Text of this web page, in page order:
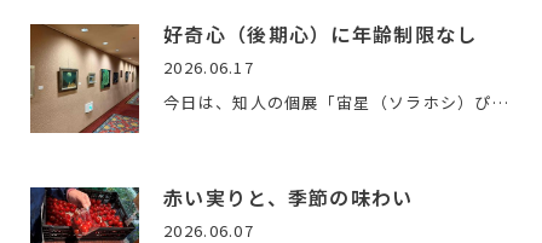
好奇心（後期心）に年齢制限なし
2026.06.17
今日は、知人の個展「宙星（ソラホシ）ぴゅあら展」の会場へ足…
赤い実りと、季節の味わい
2026.06.07